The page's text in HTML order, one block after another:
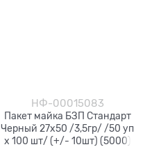
НФ-00015083
Пакет майка БЗП Стандарт
Черный 27х50 /3,5гр/ /50 уп
х 100 шт/ (+/- 10шт) (5000)